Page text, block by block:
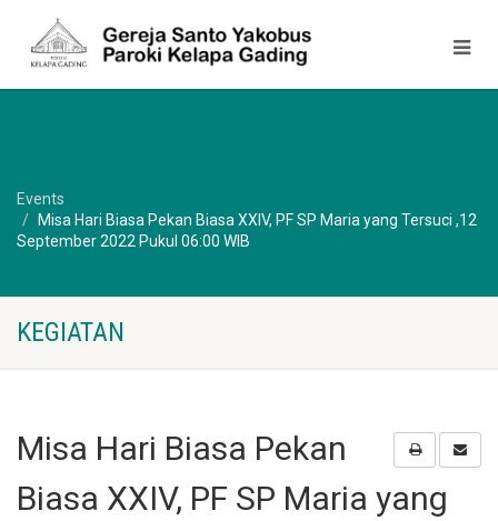
Events
Misa Hari Biasa Pekan Biasa XXIV, PF SP Maria yang Tersuci ,12
September 2022 Pukul 06:00 WIB
KEGIATAN
Misa Hari Biasa Pekan
Biasa XXIV, PF SP Maria yang